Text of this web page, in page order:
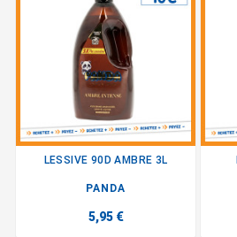
LESSIVE 90D AMBRE 3L
PANDA
5,95 €